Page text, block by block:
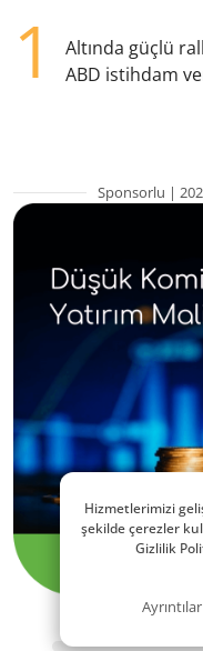
1
Altında güçlü
ABD istihdam
Sponsorlu |
Hizmetlerimizi
şekilde çerezler
Gizlilik
Ayrıntılar